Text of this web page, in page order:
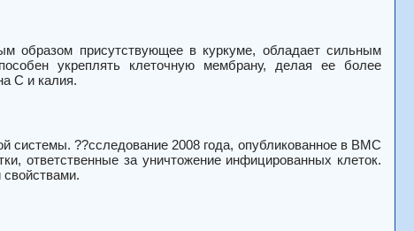
образом присутствующее в куркуме, обладает сильным
укреплять клеточную мембрану, делая ее более
С и калия.
??сследование 2008 года, опубликованное в BMC
ответственные за уничтожение инфицированных клеток.